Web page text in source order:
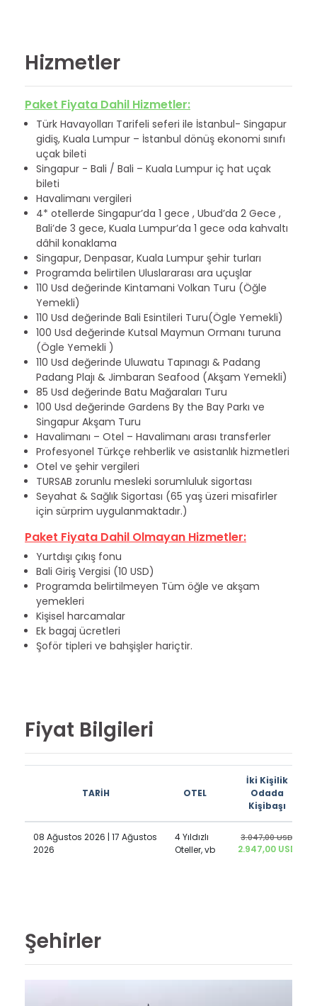
Hizmetler
Paket Fiyata Dahil Hizmetler:
Türk Havayolları Tarifeli seferi ile İstanbul- Singapur
gidiş, Kuala Lumpur – İstanbul dönüş ekonomi sınıfı
uçak bileti
Singapur - Bali / Bali – Kuala Lumpur iç hat uçak
bileti
Havalimanı vergileri
4* otellerde Singapur’da 1 gece , Ubud’da 2 Gece ,
Bali’de 3 gece, Kuala Lumpur’da 1 gece oda kahvaltı
dâhil konaklama
Singapur, Denpasar, Kuala Lumpur şehir turları
Programda belirtilen Uluslararası ara uçuşlar
110 Usd değerinde Kintamani Volkan Turu (Öğle
Yemekli)
110 Usd değerinde Bali Esintileri Turu(Ögle Yemekli)
100 Usd değerinde Kutsal Maymun Ormanı turuna
(Ögle Yemekli )
110 Usd değerinde Uluwatu Tapınagı & Padang
Padang Plajı & Jimbaran Seafood (Akşam Yemekli)
85 Usd değerinde Batu Mağaraları Turu
100 Usd değerinde Gardens By the Bay Parkı ve
Singapur Akşam Turu
Havalimanı – Otel – Havalimanı arası transferler
Profesyonel Türkçe rehberlik ve asistanlık hizmetleri
Otel ve şehir vergileri
TURSAB zorunlu mesleki sorumluluk sigortası
Seyahat & Sağlık Sigortası (65 yaş üzeri misafirler
için sürprim uygulanmaktadır.)
Paket Fiyata Dahil Olmayan Hizmetler:
Yurtdışı çıkış fonu
Bali Giriş Vergisi (10 USD)
Programda belirtilmeyen Tüm öğle ve akşam
yemekleri
Kişisel harcamalar
Ek bagaj ücretleri
Şoför tipleri ve bahşişler hariçtir.
Fiyat Bilgileri
TARİH OTEL
İki Kişilik
Odada
Kişibaşı
08 Ağustos 2026 | 17 Ağustos
2026
4 Yıldızlı
Oteller, vb
3.047,00 USD
2.947,00 USD
Şehirler